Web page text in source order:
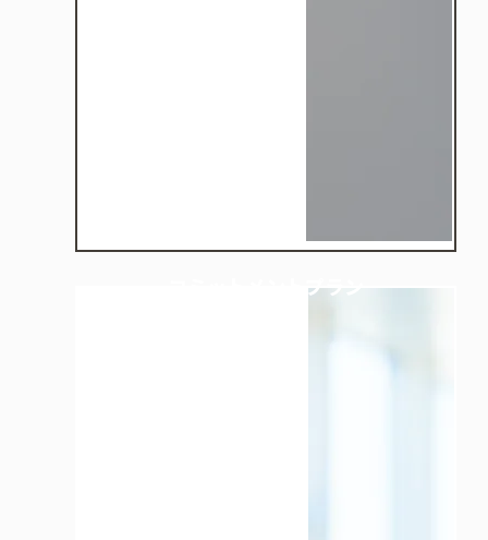
コミットメントプラン